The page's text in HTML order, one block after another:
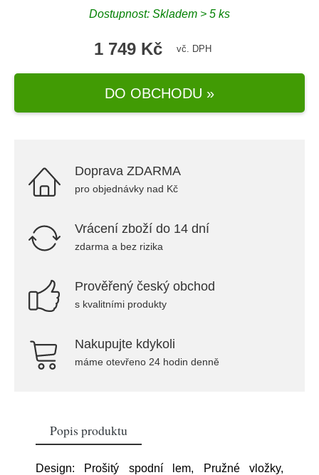
Dostupnost: Skladem > 5 ks
1 749 Kč vč. DPH
DO OBCHODU »
Doprava ZDARMA
pro objednávky nad Kč
Vrácení zboží do 14 dní
zdarma a bez rizika
Prověřený český obchod
s kvalitními produkty
Nakupujte kdykoli
máme otevřeno 24 hodin denně
Popis produktu
Design: Prošitý spodní lem, Pružné vložky,